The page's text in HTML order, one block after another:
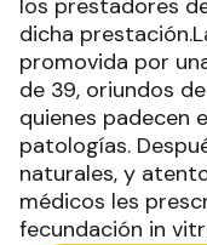
los prestadores
dicha
promovida por
de 39, oriundos
quienes padecen
patologías.
naturales, y
médicos les
fecundación in